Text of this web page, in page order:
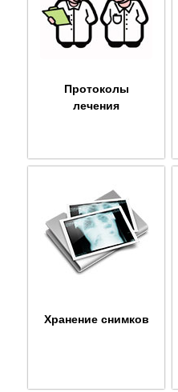
Протоколы
лечения
Хранение снимков